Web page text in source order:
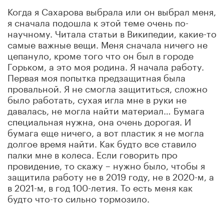
Когда я Сахарова выбрала или он выбрал меня,
я сначала подошла к этой теме очень по-
научному. Читала статьи в Википедии, какие-то
самые важные вещи. Меня сначала ничего не
цепануло, кроме того что он был в городе
Горьком, а это моя родина. Я начала работу.
Первая моя попытка предзащитная была
провальной. Я не смогла защититься, сложно
было работать, сухая игла мне в руки не
давалась, не могла найти материал… Бумага
специальная нужна, она очень дорогая. И
бумага еще ничего, а вот пластик я не могла
долгое время найти. Как будто все ставило
палки мне в колеса. Если говорить про
провидение, то скажу – нужно было, чтобы я
защитила работу не в 2019 году, не в 2020-м, а
в 2021-м, в год 100-летия. То есть меня как
будто что-то сильно тормозило.